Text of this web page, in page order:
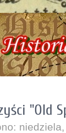
3 !!! e-mail:
"Old